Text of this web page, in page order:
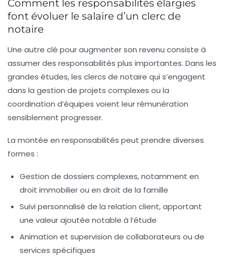
Comment les responsabilités élargies
font évoluer le salaire d’un clerc de
notaire
Une autre clé pour augmenter son revenu consiste à
assumer des responsabilités plus importantes. Dans les
grandes études, les clercs de notaire qui s’engagent
dans la gestion de projets complexes ou la
coordination d’équipes voient leur rémunération
sensiblement progresser.
La montée en responsabilités peut prendre diverses
formes :
Gestion de dossiers complexes, notamment en
droit immobilier ou en droit de la famille
Suivi personnalisé de la relation client, apportant
une valeur ajoutée notable à l’étude
Animation et supervision de collaborateurs ou de
services spécifiques